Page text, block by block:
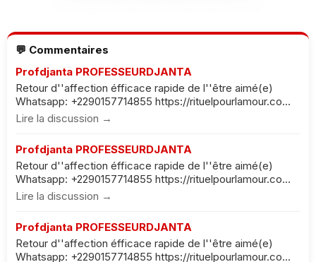
💬 Commentaires
Profdjanta PROFESSEURDJANTA
Retour d''affection éfficace rapide de l''être aimé(e)
Whatsapp: +2290157714855 https://rituelpourlamour.co...
Lire la discussion →
Profdjanta PROFESSEURDJANTA
Retour d''affection éfficace rapide de l''être aimé(e)
Whatsapp: +2290157714855 https://rituelpourlamour.co...
Lire la discussion →
Profdjanta PROFESSEURDJANTA
Retour d''affection éfficace rapide de l''être aimé(e)
Whatsapp: +2290157714855 https://rituelpourlamour.co...